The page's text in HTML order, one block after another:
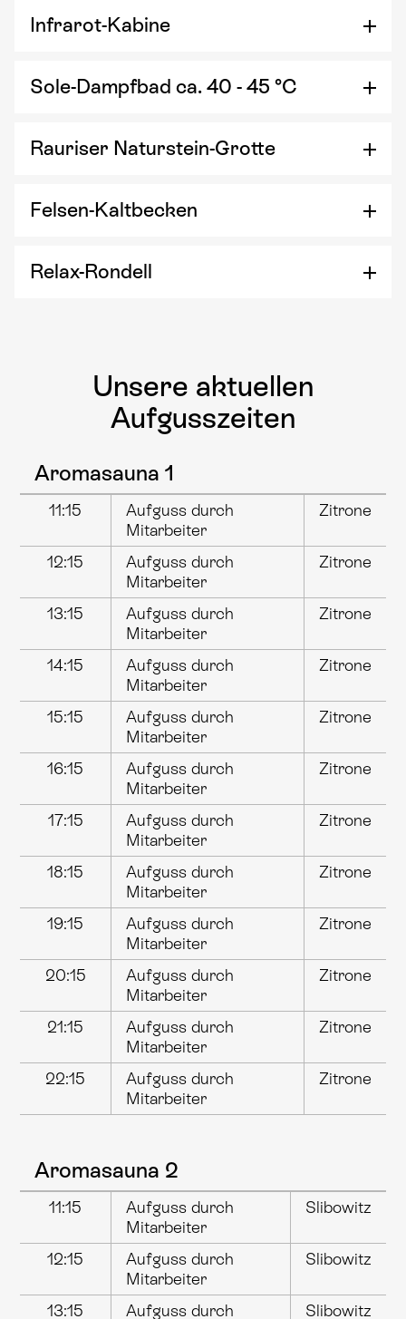
Infrarot-Kabine
Sole-Dampfbad ca. 40 - 45 °C
Rauriser Naturstein-Grotte
Felsen-Kaltbecken
Relax-Rondell
Unsere aktuellen
Aufgusszeiten
Aromasauna 1
11:15
Aufguss durch
Mitarbeiter
Zitrone
12:15
Aufguss durch
Mitarbeiter
Zitrone
13:15
Aufguss durch
Mitarbeiter
Zitrone
14:15
Aufguss durch
Mitarbeiter
Zitrone
15:15
Aufguss durch
Mitarbeiter
Zitrone
16:15
Aufguss durch
Mitarbeiter
Zitrone
17:15
Aufguss durch
Mitarbeiter
Zitrone
18:15
Aufguss durch
Mitarbeiter
Zitrone
19:15
Aufguss durch
Mitarbeiter
Zitrone
20:15
Aufguss durch
Mitarbeiter
Zitrone
21:15
Aufguss durch
Mitarbeiter
Zitrone
22:15
Aufguss durch
Mitarbeiter
Zitrone
Aromasauna 2
11:15
Aufguss durch
Mitarbeiter
Slibowitz
12:15
Aufguss durch
Mitarbeiter
Slibowitz
13:15 Aufguss durch Slibowitz